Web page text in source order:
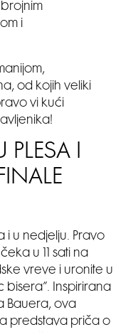
i
od kojih veliki
vi kući
PLESA I
i u nedjelju. Pravo
u 11 sati na
vreve i uronite u
bisera”. Inspirirana
Bauera, ova
predstava priča o